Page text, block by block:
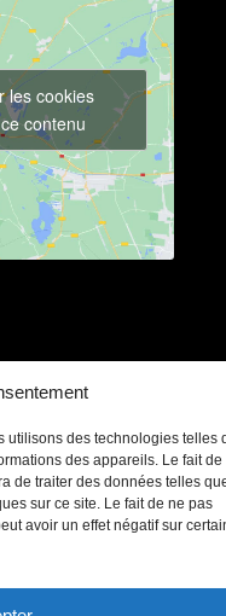
utilisons des technologies telles
des appareils. Le fait de
de traiter des données telles
sur ce site. Le fait de ne pas
avoir un effet négatif sur
les cookies
contenu
DARK CIRCUS